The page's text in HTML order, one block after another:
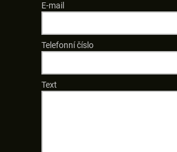
E-mail
Telefonní číslo
Text